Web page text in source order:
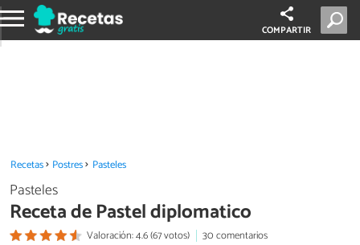
COMPARTIR
Recetas Postres Pasteles
Pasteles
Receta de Pastel diplomatico
Valoración: 4.6 (67 votos)
30 comentarios